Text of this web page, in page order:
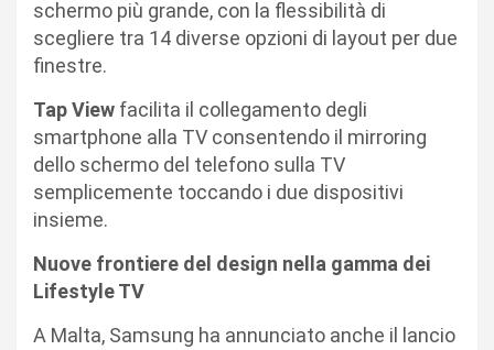
schermo più grande, con la flessibilità di
scegliere tra 14 diverse opzioni di layout per due
finestre.
Tap View facilita il collegamento degli
smartphone alla TV consentendo il mirroring
dello schermo del telefono sulla TV
semplicemente toccando i due dispositivi
insieme.
Nuove frontiere del design nella gamma dei
Lifestyle TV
A Malta, Samsung ha annunciato anche il lancio